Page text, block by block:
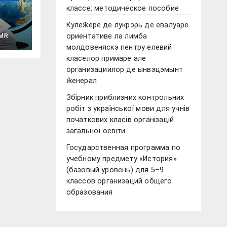
классе: методическое пособие
Кулеӂере де лукрэрь де евалуаре
ориентативе ла лимба
молдовеняскэ пентру елевий
класелор примаре але
организациилор де ынвэцэмынт
ӂенерал
Збірник приблизних контрольних
робіт з української мови для учнів
початкових класів організацій
загальної освіти
Государственная программа по
учебному предмету «История»
(базовый уровень) для 5–9
классов организаций общего
образования